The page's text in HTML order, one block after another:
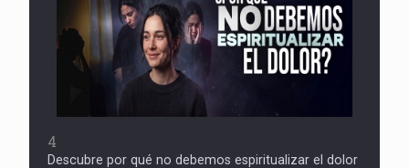
4
Descubre por qué no debemos espiritualizar el dolor